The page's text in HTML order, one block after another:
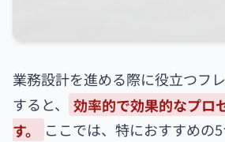
業務設計を進める際に役立つフ
すると、
効率的で効果的なプロ
す。
ここでは、特におすすめの